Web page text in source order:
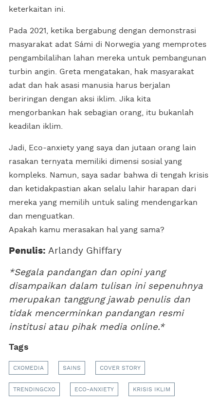
keterkaitan ini.
Pada 2021, ketika bergabung dengan demonstrasi
masyarakat adat Sámi di Norwegia yang memprotes
pengambilalihan lahan mereka untuk pembangunan
turbin angin. Greta mengatakan, hak masyarakat
adat dan hak asasi manusia harus berjalan
beriringan dengan aksi iklim. Jika kita
mengorbankan hak sebagian orang, itu bukanlah
keadilan iklim.
Jadi, Eco-anxiety yang saya dan jutaan orang lain
rasakan ternyata memiliki dimensi sosial yang
kompleks. Namun, saya sadar bahwa di tengah krisis
dan ketidakpastian akan selalu lahir harapan dari
mereka yang memilih untuk saling mendengarkan
dan menguatkan.
Apakah kamu merasakan hal yang sama?
Penulis: Arlandy Ghiffary
*Segala pandangan dan opini yang
disampaikan dalam tulisan ini sepenuhnya
merupakan tanggung jawab penulis dan
tidak mencerminkan pandangan resmi
institusi atau pihak media online.*
Tags
CXOMEDIA SAINS COVER STORY
TRENDINGCXO ECO-ANXIETY KRISIS IKLIM